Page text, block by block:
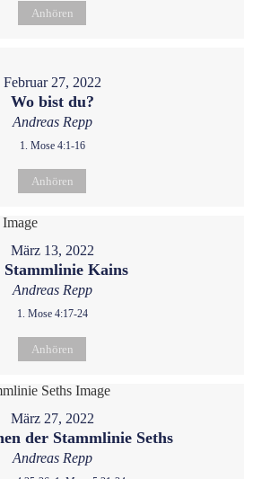
Anhören
Februar 27, 2022
Wo bist du?
Andreas Repp
1. Mose 4:1-16
Anhören
März 13, 2022
Stammlinie Kains
Andreas Repp
1. Mose 4:17-24
Anhören
März 27, 2022
der Stammlinie Seths
Andreas Repp